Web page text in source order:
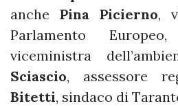
anche Pina Picierno,
Parlamento
viceministra
Sciascio, assessore
Bitetti, sindaco di